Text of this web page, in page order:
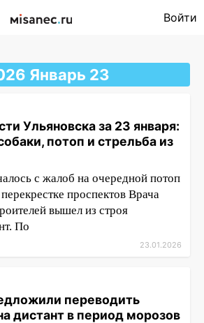
Войти
Январь 23
Ульяновска за 23 января:
потоп и стрельба из
с жалоб на очередной потоп
проспектов Врача
вышел из строя
По
23.01.2026
переводить
дистант в период морозов